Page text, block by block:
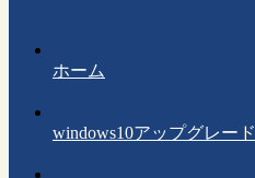
ホーム
windows10アップグレード